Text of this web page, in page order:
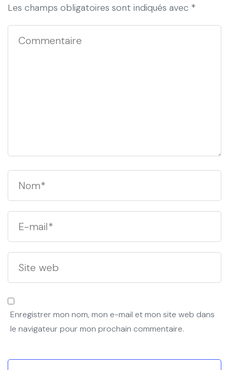
Les champs obligatoires sont indiqués avec *
Enregistrer mon nom, mon e-mail et mon site web dans
le navigateur pour mon prochain commentaire.